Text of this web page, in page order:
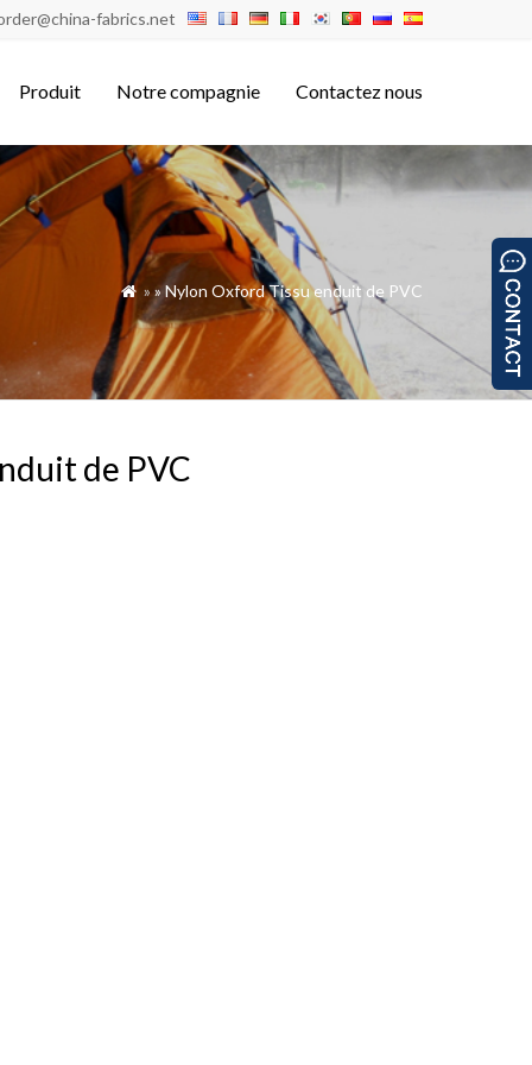
fabrics.net
Produit Notre compagnie Contactez nous
 » »Nylon Oxford Tissu enduit de PVC
de PVC